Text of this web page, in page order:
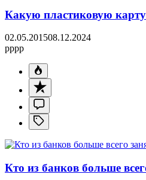
Какую пластиковую
02.05.201508.12.2024
pppp
Кто из банков больше